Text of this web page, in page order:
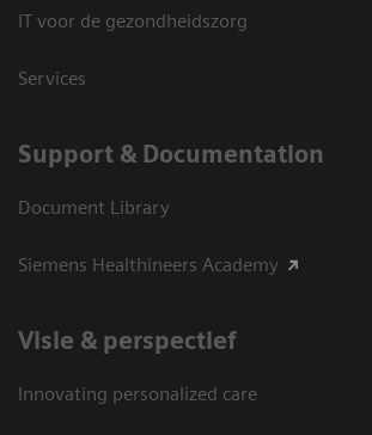
IT voor de gezondheidszorg
Services
Support & Documentation
Document Library
Siemens Healthineers Academy
Visie & perspectief
Innovating personalized care